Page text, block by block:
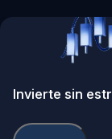
Invierte sin